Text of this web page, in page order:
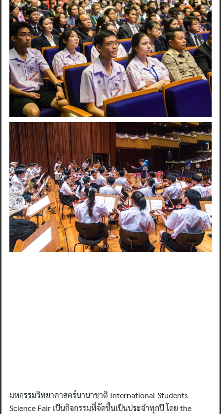
มหกรรมวิทยาศาสตร์นานาชาติ International Students
Science Fair เป็นกิจกรรมที่จัดขึ้นเป็นประจำทุกปี โดย the